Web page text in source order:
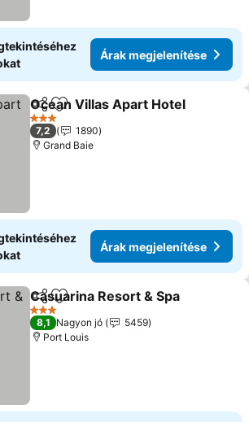
Árak megjelenítése
Megosztás
Hozzáadás a kedvencekhez
Ocean Villas Apart Hotel
3 Kategória
7,2
1890
Grand Baie
Árak megjelenítése
Megosztás
Hozzáadás a kedvencekhez
Casuarina Resort & Spa
3 Kategória
8,1 Nagyon jó
5459
Port Louis